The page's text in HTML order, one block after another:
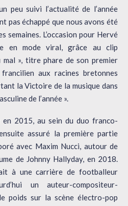
peu suivi l’actualité de l’année
pas échappé que nous avons été
semaines. L’occasion pour Hervé
en mode viral, grâce au clip
mal », titre phare de son premier
aux racines bretonnes
la Victoire de la musique dans
de l’année ».
en 2015, au sein du duo franco-
assuré la première partie
avec Maxim Nucci, autour de
de Johnny Hallyday, en 2018.
à une carrière de footballeur
un auteur-compositeur-
poids sur la scène électro-pop